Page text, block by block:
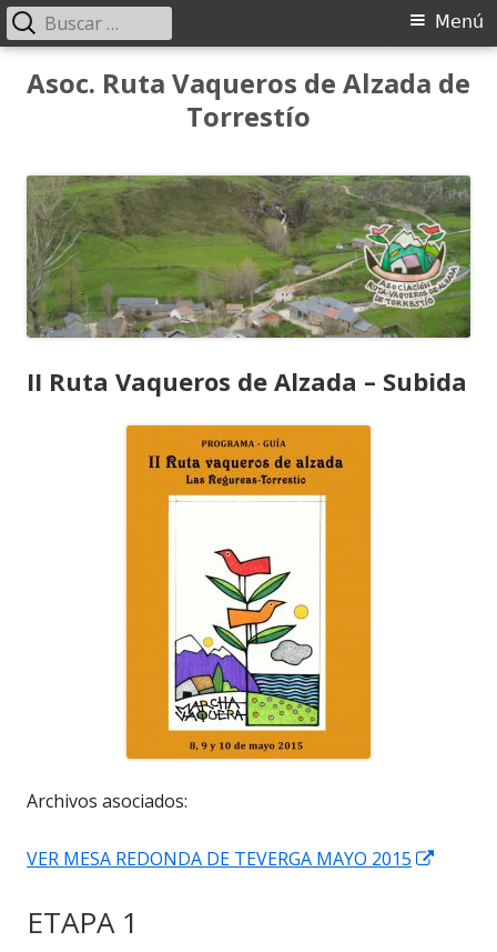
Asoc. Ruta Vaqueros de Alzada de
Torrestío
Menú
principal
Menú
Buscar:
II Ruta Vaqueros de Alzada – Subida
Archivos asociados:
VER MESA REDONDA DE TEVERGA MAYO 2015
ETAPA 1